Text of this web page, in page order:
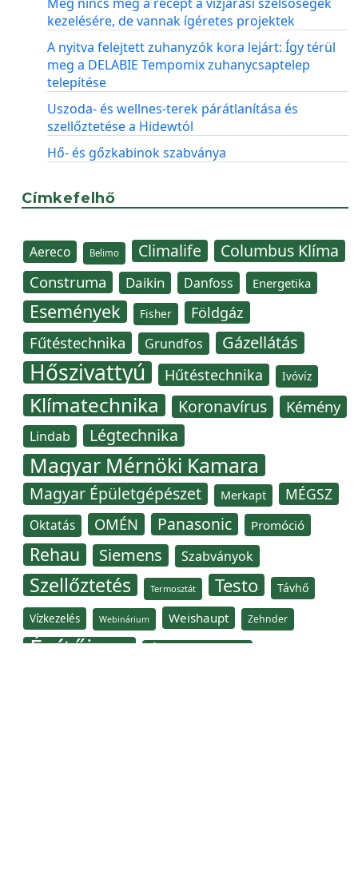
kezelésére, de vannak ígéretes projektek
A nyitva felejtett zuhanyzók kora lejárt: Így térül
meg a DELABIE Tempomix zuhanycsaptelep
telepítése
Uszoda- és wellnes-terek párátlanítása és
szellőztetése a Hidewtól
Hő- és gőzkabinok szabványa
Címkefelhő
Aereco Belimo Climalife Columbus Klíma
Construma Daikin Danfoss Energetika
Események Fisher Földgáz
Fűtéstechnika Grundfos Gázellátás
Hőszivattyú Hűtéstechnika Ivóvíz
Klímatechnika Koronavírus Kémény
Lindab Légtechnika
Magyar Mérnöki Kamara
Magyar Épületgépészet Merkapt MÉGSZ
Oktatás OMÉN Panasonic Promóció
Rehau Siemens Szabványok
Szellőztetés Termosztát Testo Távhő
Vízkezelés Webinárium Weishaupt Zehnder
Építőipar